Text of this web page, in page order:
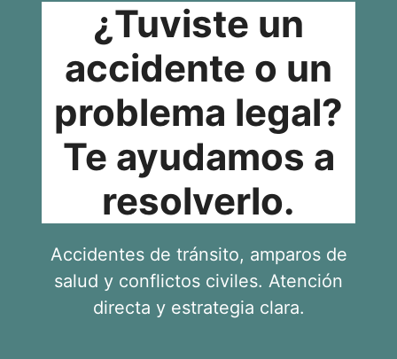
¿Tuviste un
accidente o un
problema legal?
Te ayudamos a
resolverlo.
Accidentes de tránsito, amparos de
salud y conflictos civiles. Atención
directa y estrategia clara.